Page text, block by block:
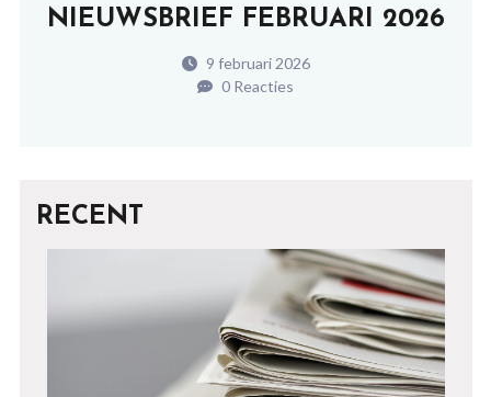
NIEUWSBRIEF FEBRUARI 2026
9 februari 2026
0 Reacties
RECENT